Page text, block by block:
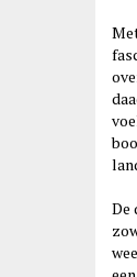
De